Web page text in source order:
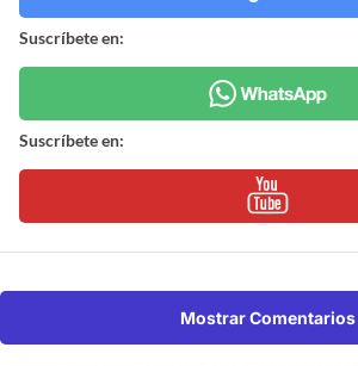
Suscríbete en:
Suscríbete en:
Mostrar Comentarios